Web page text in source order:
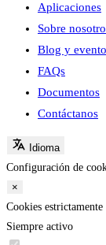
Aplicaciones
Sobre
Blog y
FAQs
Documentos
Contáctanos
Idioma
Configuración de
×
Cookies estrictamente
Siempre activo